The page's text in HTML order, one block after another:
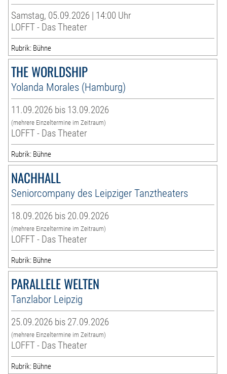
Samstag, 05.09.2026 | 14:00 Uhr
LOFFT - Das Theater
Rubrik: Bühne
THE WORLDSHIP
Yolanda Morales (Hamburg)
11.09.2026 bis 13.09.2026
(mehrere Einzeltermine im Zeitraum)
LOFFT - Das Theater
Rubrik: Bühne
NACHHALL
Seniorcompany des Leipziger Tanztheaters
18.09.2026 bis 20.09.2026
(mehrere Einzeltermine im Zeitraum)
LOFFT - Das Theater
Rubrik: Bühne
PARALLELE WELTEN
Tanzlabor Leipzig
25.09.2026 bis 27.09.2026
(mehrere Einzeltermine im Zeitraum)
LOFFT - Das Theater
Rubrik: Bühne